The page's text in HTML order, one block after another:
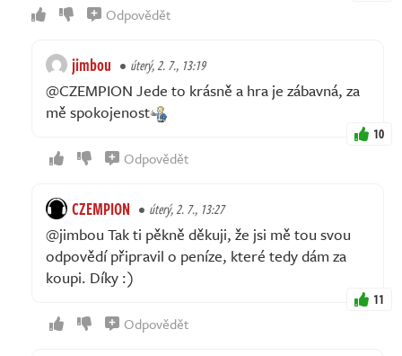
Odpovědět
jimbou úterý, 2. 7., 13:19
@CZEMPION Jede to krásně a hra je zábavná, za
mě spokojenost
10
Odpovědět
CZEMPION úterý, 2. 7., 13:27
@jimbou Tak ti pěkně děkuji, že jsi mě tou svou
odpovědí připravil o peníze, které tedy dám za
koupi. Díky :)
11
Odpovědět